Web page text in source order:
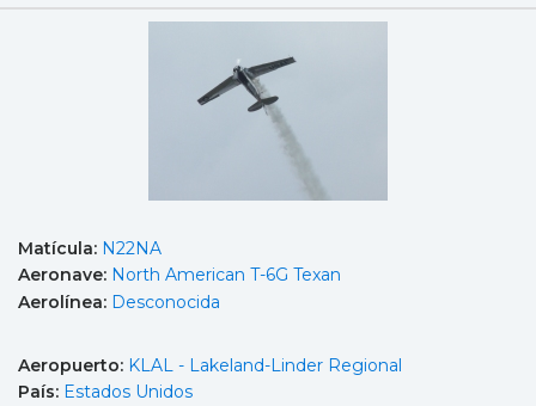
Matícula: N22NA
Aeronave: North American T-6G Texan
Aerolínea: Desconocida
Aeropuerto: KLAL - Lakeland-Linder Regional
País: Estados Unidos